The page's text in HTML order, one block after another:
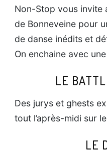
Non-Stop vous invite
de Bonneveine pour
de danse inédits et
On enchaine avec
LE
Des jurys et ghests
tout l’après-midi sur
LE